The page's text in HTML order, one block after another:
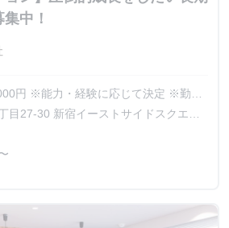
中！
定 ※勤務
給あり
目27-30 新宿イーストサイドスクエア